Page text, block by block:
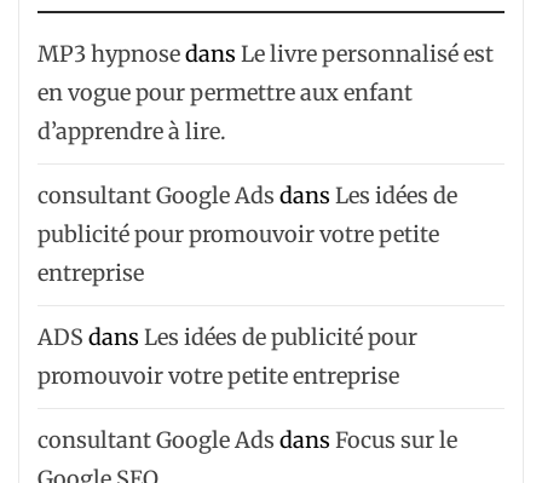
MP3 hypnosedans Le livre personnalisé est
en vogue pour permettre aux enfant
d’apprendre à lire.
consultant Google Ads dans Les idées de
publicité pour promouvoir votre petite
entreprise
ADS dans Les idées de publicité pour
promouvoir votre petite entreprise
consultant Google Ads dans Focus sur le